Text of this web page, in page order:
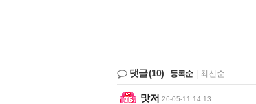
댓글(10) 등록순 최신순
맛저 26-05-11 14:13